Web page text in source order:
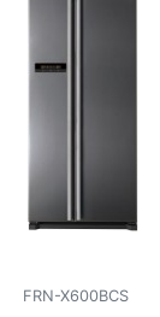
FRN-X600BCS